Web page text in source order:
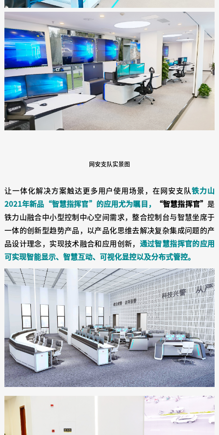
网安支队实景图
让一体化解决方案触达更多用户使用场景，在网安支队铁力山
2021年新品“智慧指挥官”的应用尤为瞩目，
“智慧指挥官” 是
铁力山融合中小型控制中心空间需求，整合控制台与智慧坐席于
一体的创新型趋势产品，以产品化思维去解决复杂集成问题的产
品设计理念，实现技术融合和应用创新， 通过智慧指挥官的应用
可实现智能显示、智慧互动、可视化显控以及分布式管控。